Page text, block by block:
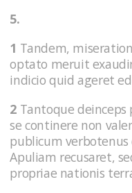
5.
1 Tandem,
optato meruit
indicio quid ageret
2 Tantoque
se continere non
publicum
Apuliam recusaret,
propriae nationis